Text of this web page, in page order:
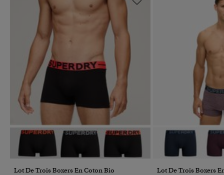
Lot De Trois Boxers En Coton Bio Lot De Trois Boxers